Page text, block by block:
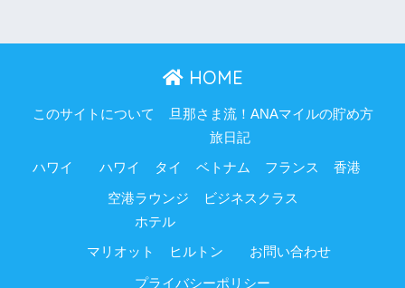
HOME
このサイトについて 旦那さま流！ANAマイルの貯め方
ハワイ
旅日記
ハワイ タイ ベトナム フランス 香港
空港ラウンジ
ビジネスクラス
ホテル
マリオット ヒルトン お問い合わせ
プライバシーポリシー